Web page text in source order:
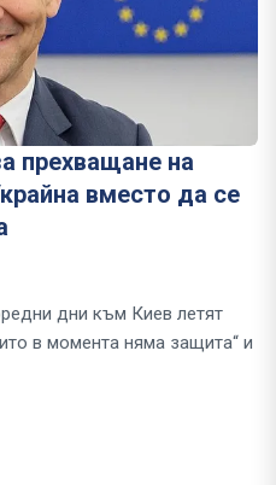
прехващане на
вместо да се
дни към Киев летят
в момента няма защита“ и